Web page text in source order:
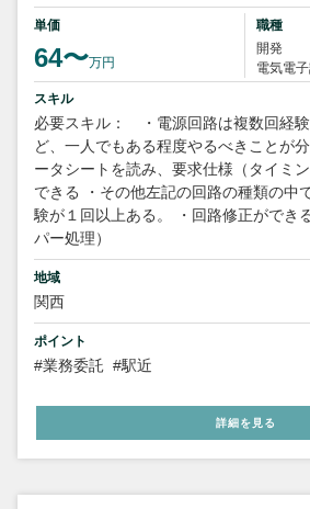
単価
64〜万円
職種
開発
電気電
スキル
必要スキル： ・電源回路は複数回経
ど、一人でもある程度やるべきことが
ータシートを読み、要求仕様（タイミ
できる ・その他左記の回路の種類の中
験が１回以上ある。 ・回路修正ができ
パー処理）
地域
関西
ポイント
#業務委託 #駅近
詳細を見る